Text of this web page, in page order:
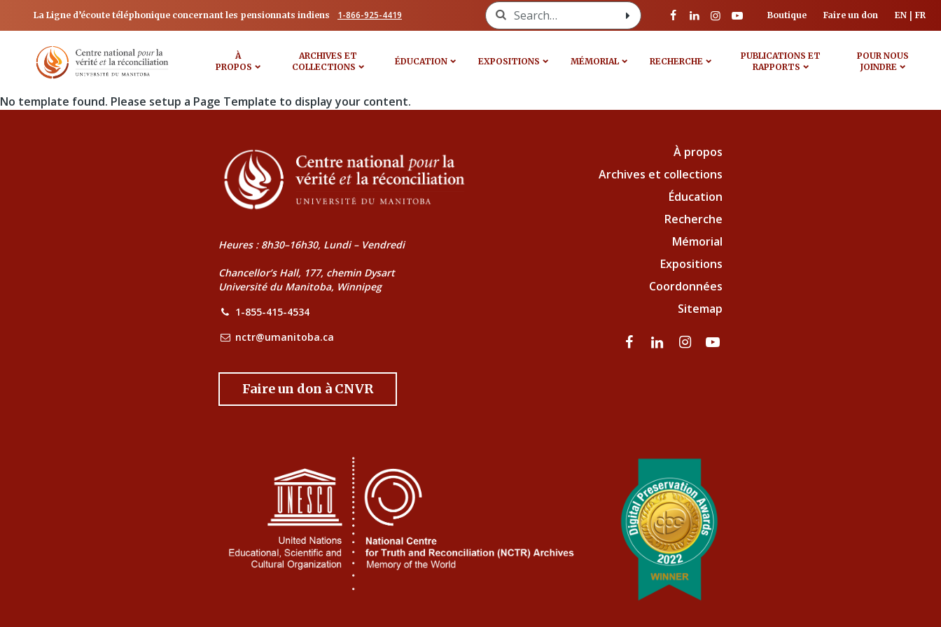
La Ligne d’écoute téléphonique concernant les pensionnats indiens 1-866-925-4419 Search for: Boutique Faire un don EN FR
À
PROPOS
ARCHIVES ET
COLLECTIONS
ÉDUCATION EXPOSITIONS MÉMORIAL RECHERCHE
PUBLICATIONS ET
RAPPORTS
POUR NOUS
JOINDRE
No template found. Please setup a Page Template to display your content.
Heures : 8h30–16h30, Lundi – Vendredi
Chancellor’s Hall, 177, chemin Dysart
Université du Manitoba, Winnipeg
1-855-415-4534
nctr@umanitoba.ca
Faire un don à CNVR
À propos
Archives et collections
Éducation
Recherche
Mémorial
Expositions
Coordonnées
Sitemap